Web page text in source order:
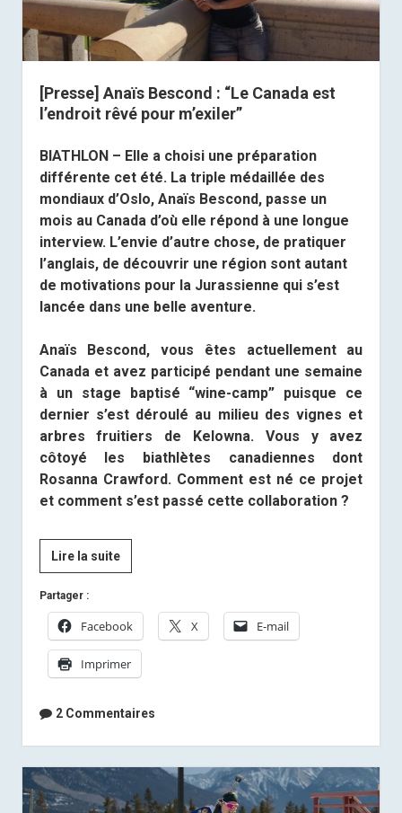
[Presse] Anaïs Bescond : “Le Canada est
l’endroit rêvé pour m’exiler”
BIATHLON – Elle a choisi une préparation
différente cet été. La triple médaillée des
mondiaux d’Oslo, Anaïs Bescond, passe un
mois au Canada d’où elle répond à une longue
interview. L’envie d’autre chose, de pratiquer
l’anglais, de découvrir une région sont autant
de motivations pour la Jurassienne qui s’est
lancée dans une belle aventure.
Anaïs Bescond, vous êtes actuellement au
Canada et avez participé pendant une semaine
à un stage baptisé “wine-camp” puisque ce
dernier s’est déroulé au milieu des vignes et
arbres fruitiers de Kelowna. Vous y avez
côtoyé les biathlètes canadiennes dont
Rosanna Crawford. Comment est né ce projet
et comment s’est passé cette collaboration ?
Lire la suite[Presse]
Anaïs
“Le
Canada
l’endroit
pour
m’exiler”
Partager :
Facebook X E-mail
Imprimer
2 Commentaires